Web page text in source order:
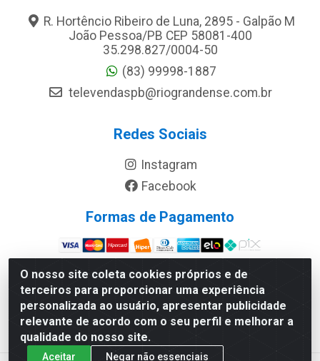
O nosso site coleta cookies próprios e de
terceiros para proporcionar uma experiência
personalizada ao usuário, apresentar publicidade
relevante de acordo com o seu perfil e melhorar a
qualidade do nosso site.
Aceitar Negar não essenciais
R. Hortêncio Ribeiro de Luna, 2895 - Galpão M
João Pessoa/PB CEP 58081-400
35.298.827/0004-50
(83) 99998-1887
televendaspb@riograndense.com.br
Redes Sociais
Instagram
Facebook
Formas de Pagamento
Site Seguro